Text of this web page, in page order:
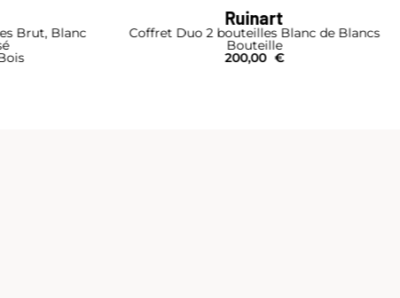
Brut, Blanc
Ruinart
Coffret Duo 2 bouteilles Blanc de Blancs
Bouteille
200,00 €